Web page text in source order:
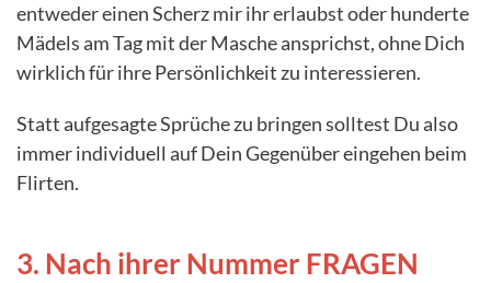
entweder einen Scherz mir ihr erlaubst oder hunderte
Mädels am Tag mit der Masche ansprichst, ohne Dich
wirklich für ihre Persönlichkeit zu interessieren.
Statt aufgesagte Sprüche zu bringen solltest Du also
immer individuell auf Dein Gegenüber eingehen beim
Flirten.
3. Nach ihrer Nummer FRAGEN